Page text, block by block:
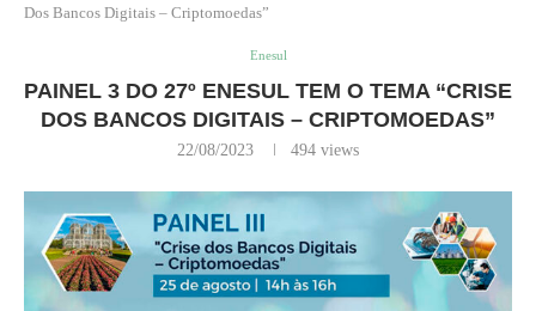
Dos Bancos Digitais – Criptomoedas”
Enesul
PAINEL 3 DO 27º ENESUL TEM O TEMA “CRISE
DOS BANCOS DIGITAIS – CRIPTOMOEDAS”
22/08/2023 494 views